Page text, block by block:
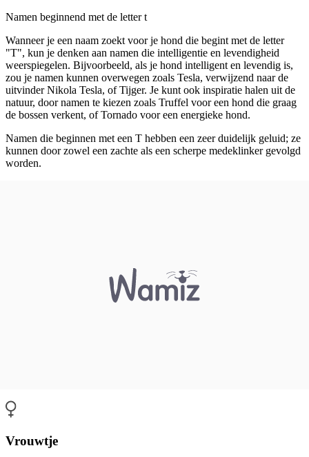
Namen beginnend met de letter t
Wanneer je een naam zoekt voor je hond die begint met de letter
"T", kun je denken aan namen die intelligentie en levendigheid
weerspiegelen. Bijvoorbeeld, als je hond intelligent en levendig is,
zou je namen kunnen overwegen zoals Tesla, verwijzend naar de
uitvinder Nikola Tesla, of Tijger. Je kunt ook inspiratie halen uit de
natuur, door namen te kiezen zoals Truffel voor een hond die graag
de bossen verkent, of Tornado voor een energieke hond.
Namen die beginnen met een T hebben een zeer duidelijk geluid; ze
kunnen door zowel een zachte als een scherpe medeklinker gevolgd
worden.
Vrouwtje